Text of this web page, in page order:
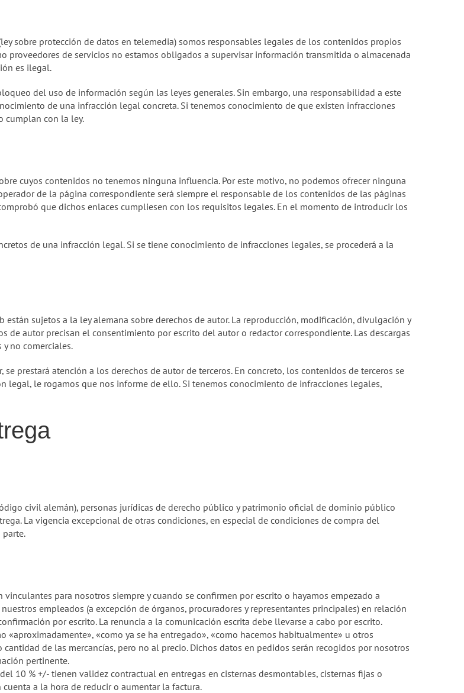
sobre protección de datos en telemedia) somos responsables legales de los contenidos propios
proveedores de servicios no estamos obligados a supervisar información transmitida o almacenada
es ilegal.
del uso de información según las leyes generales. Sin embargo, una responsabilidad a este
de una infracción legal concreta. Si tenemos conocimiento de que existen infracciones
cumplan con la ley.
cuyos contenidos no tenemos ninguna influencia. Por este motivo, no podemos ofrecer ninguna
de la página correspondiente será siempre el responsable de los contenidos de las páginas
que dichos enlaces cumpliesen con los requisitos legales. En el momento de introducir los
de una infracción legal. Si se tiene conocimiento de infracciones legales, se procederá a la
sujetos a la ley alemana sobre derechos de autor. La reproducción, modificación, divulgación y
autor precisan el consentimiento por escrito del autor o redactor correspondiente. Las descargas
no comerciales.
prestará atención a los derechos de autor de terceros. En concreto, los contenidos de terceros se
legal, le rogamos que nos informe de ello. Si tenemos conocimiento de infracciones legales,
civil alemán), personas jurídicas de derecho público y patrimonio oficial de dominio público
La vigencia excepcional de otras condiciones, en especial de condiciones de compra del
parte.
para nosotros siempre y cuando se confirmen por escrito o hayamos empezado a
empleados (a excepción de órganos, procuradores y representantes principales) en relación
por escrito. La renuncia a la comunicación escrita debe llevarse a cabo por escrito.
«como ya se ha entregado», «como hacemos habitualmente» u otros
de las mercancías, pero no al precio. Dichos datos en pedidos serán recogidos por nosotros
pertinente.
10 % +/- tienen validez contractual en entregas en cisternas desmontables, cisternas fijas o
a la hora de reducir o aumentar la factura.